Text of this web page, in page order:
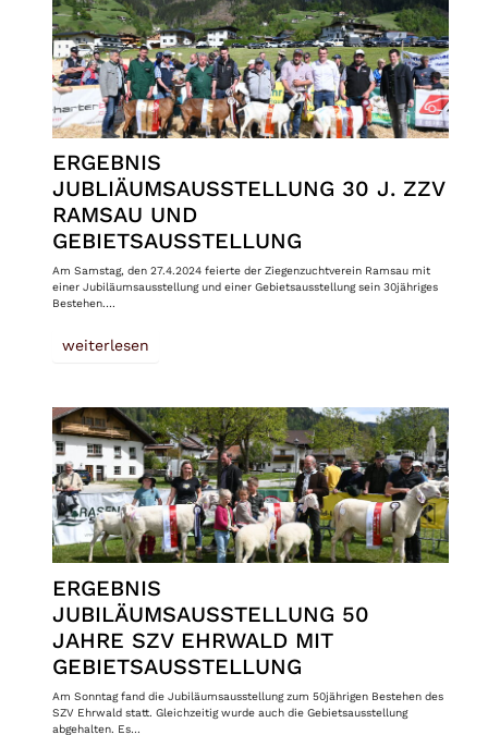
ERGEBNIS
JUBLIÄUMSAUSSTELLUNG 30 J. ZZV
RAMSAU UND
GEBIETSAUSSTELLUNG
Am Samstag, den 27.4.2024 feierte der Ziegenzuchtverein Ramsau mit
einer Jubiläumsausstellung und einer Gebietsausstellung sein 30jähriges
Bestehen.…
weiterlesen
ERGEBNIS
JUBILÄUMSAUSSTELLUNG 50
JAHRE SZV EHRWALD MIT
GEBIETSAUSSTELLUNG
Am Sonntag fand die Jubiläumsausstellung zum 50jährigen Bestehen des
SZV Ehrwald statt. Gleichzeitig wurde auch die Gebietsausstellung
abgehalten. Es…